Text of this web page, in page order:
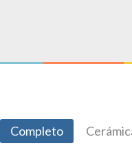
Completo